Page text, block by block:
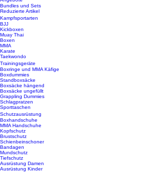
Bundles und Sets
Reduzierte Artikel
Kampfsportarten
BJJ
Kickboxen
Muay Thai
Boxen
MMA
Karate
Taekwondo
Trainingsgeräte
Boxringe und MMA Käfige
Boxdummies
Standboxsäcke
Boxsäcke hängend
Boxsäcke ungefüllt
Grappling Dummies
Schlagpratzen
Sporttaschen
Schutzausrüstung
Boxhandschuhe
MMA Handschuhe
Kopfschutz
Brustschutz
Schienbeinschoner
Bandagen
Mundschutz
Tiefschutz
Ausrüstung Damen
Ausrüstung Kinder